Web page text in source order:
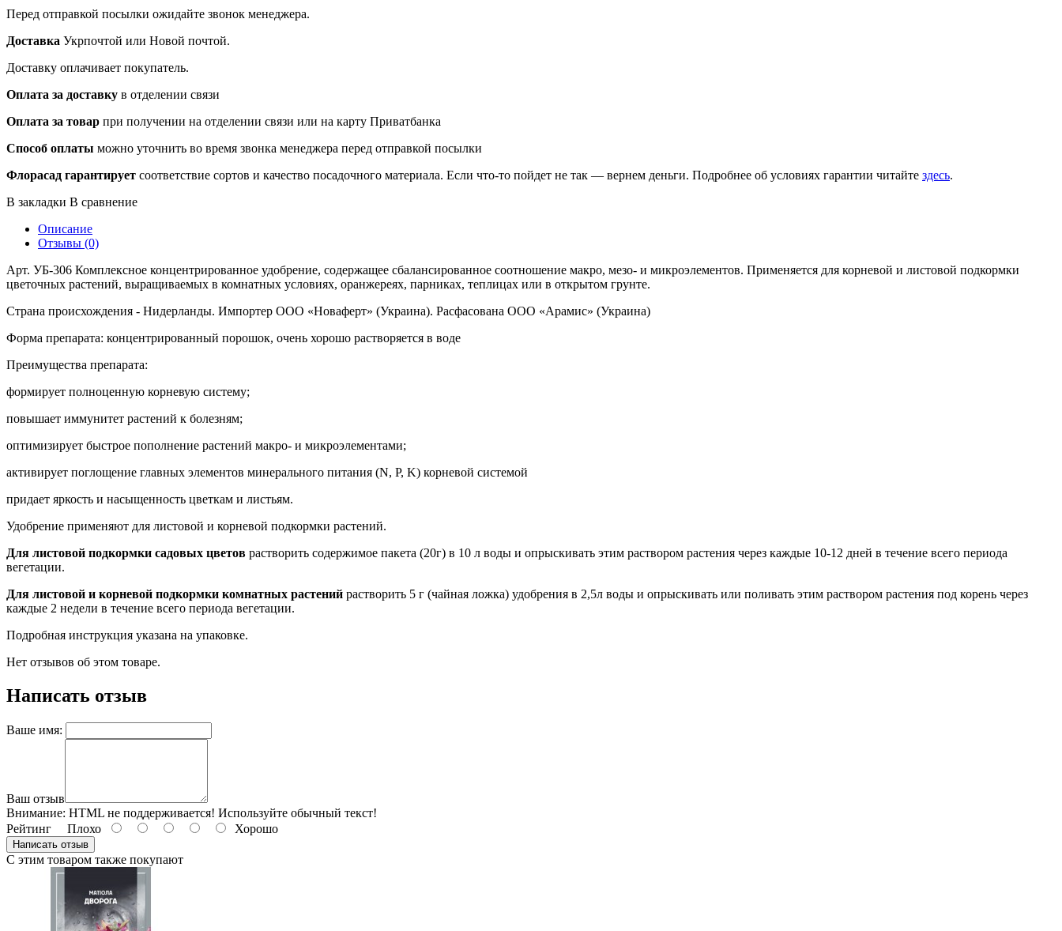
Перед отправкой посылки ожидайте звонок менеджера.
Доставка Укрпочтой или Новой почтой.
Доставку оплачивает покупатель.
Оплата за доставку в отделении связи
Оплата за товар при получении на отделении связи или на карту Приватбанка
Способ оплаты можно уточнить во время звонка менеджера перед отправкой посылки
Флорасад гарантирует соответствие сортов и качество посадочного материала. Если что-то пойдет не так — вернем деньги. Подробнее об условиях гарантии читайте здесь.
В закладки В сравнение
Описание
Отзывы (0)
Арт. УБ-306 Комплексное концентрированное удобрение, содержащее сбалансированное соотношение макро, мезо- и микроэлементов. Применяется для корневой и листовой подкормки
цветочных растений, выращиваемых в комнатных условиях, оранжереях, парниках, теплицах или в открытом грунте.
Страна происхождения - Нидерланды. Импортер ООО «Новаферт» (Украина). Расфасована ООО «Арамис» (Украина)
Форма препарата: концентрированный порошок, очень хорошо растворяется в воде
Преимущества препарата:
формирует полноценную корневую систему;
повышает иммунитет растений к болезням;
оптимизирует быстрое пополнение растений макро- и микроэлементами;
активирует поглощение главных элементов минерального питания (N, P, K) корневой системой
придает яркость и насыщенность цветкам и листьям.
Удобрение применяют для листовой и корневой подкормки растений.
Для листовой подкормки садовых цветов растворить содержимое пакета (20г) в 10 л воды и опрыскивать этим раствором растения через каждые 10-12 дней в течение всего периода
вегетации.
Для листовой и корневой подкормки комнатных растений растворить 5 г (чайная ложка) удобрения в 2,5л воды и опрыскивать или поливать этим раствором растения под корень через
каждые 2 недели в течение всего периода вегетации.
Подробная инструкция указана на упаковке.
Нет отзывов об этом товаре.
Написать отзыв
Ваше имя:
Ваш отзыв
Внимание: HTML не поддерживается! Используйте обычный текст!
Рейтинг Плохо Хорошо
Написать отзыв
С этим товаром также покупают